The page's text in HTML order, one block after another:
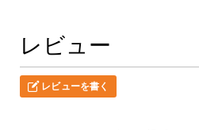
レビュー
レビューを書く